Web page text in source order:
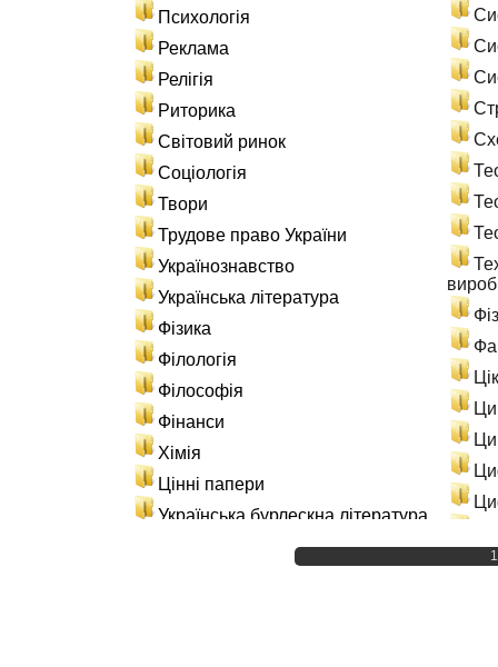
Психологія
Реклама
Релігія
Риторика
Світовий ринок
Соціологія
Твори
Трудове право України
Українознавство
Українська література
Фізика
Філологія
Філософія
Фінанси
Хімія
Цінні папери
Українська бурлескна література
Матеріали по навчанню